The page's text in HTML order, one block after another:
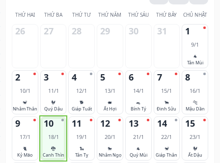
THỨ HAI THỨ BA THỨ TƯ THỨ NĂM THỨ SÁU THỨ BẢY CHỦ NHẬT
26 27 28 29 30 31 1
9/1
🐐
Tân Mùi
2
10/1
🐒
Nhâm Thân
3
11/1
🐓
Quý Dậu
4
12/1
🐕
Giáp Tuất
5
13/1
🐖
Ất Hợi
6
14/1
🐀
Bính Tý
7
15/1
🐂
Đinh Sửu
8
16/1
🐅
Mậu Dần
9
17/1
🐈
Kỷ Mão
10
18/1
🐉
Canh Thìn
11
19/1
🐍
Tân Tỵ
12
20/1
🐎
Nhâm Ngọ
13
21/1
🐐
Quý Mùi
14
22/1
🐒
Giáp Thân
15
23/1
🐓
Ất Dậu